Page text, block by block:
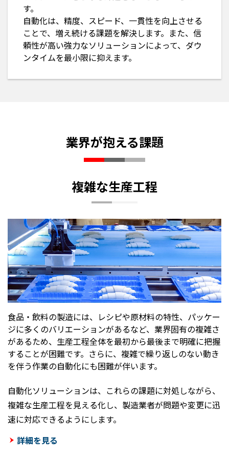
す。
自動化は、精度、スピード、一貫性を向上させる
ことで、増え続ける課題を解決します。また、信
頼性が高い強力なソリューションによって、ダウ
ンタイムを最小限に抑えます。
業界が抱える課題
複雑な生産工程
食品・飲料の製造には、レシピや原材料の特性、パッケー
ジに多くのバリエーションがあるなど、業界固有の複雑さ
があるため、生産工程全体を最初から最後まで明確に把握
することが困難です。さらに、複雑で繰り返しのない動き
を伴う作業の自動化にも困難が伴います。
自動化ソリューションは、これらの課題に対処しながら、
複雑な生産工程を見える化し、製造業者が問題や変更に迅
速に対応できるようにします。
詳細を見る